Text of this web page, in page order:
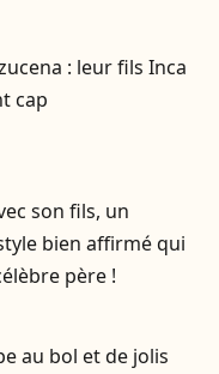
: leur fils Inca
cap
son fils, un
bien affirmé qui
père !
au bol et de jolis